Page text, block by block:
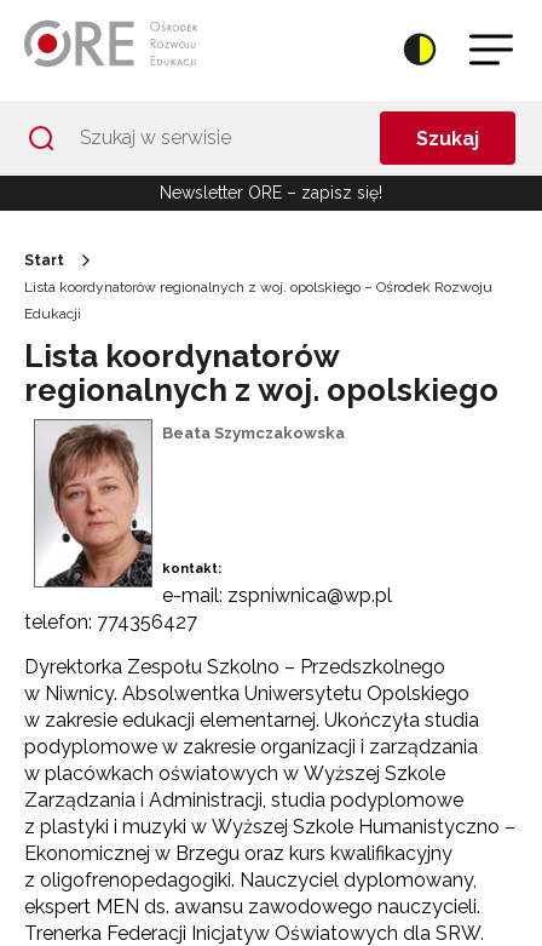
Szukaj
Newsletter ORE – zapisz się!
Start
Lista koordynatorów regionalnych z woj. opolskiego – Ośrodek Rozwoju
Edukacji
Lista koordynatorów
regionalnych z woj. opolskiego
Beata Szymczakowska
kontakt:
e-mail: zspniwnica@wp.pl
telefon: 774356427
Dyrektorka Zespołu Szkolno – Przedszkolnego
w Niwnicy. Absolwentka Uniwersytetu Opolskiego
w zakresie edukacji elementarnej. Ukończyła studia
podyplomowe w zakresie organizacji i zarządzania
w placówkach oświatowych w Wyższej Szkole
Zarządzania i Administracji, studia podyplomowe
z plastyki i muzyki w Wyższej Szkole Humanistyczno –
Ekonomicznej w Brzegu oraz kurs kwalifikacyjny
z oligofrenopedagogiki. Nauczyciel dyplomowany,
ekspert MEN ds. awansu zawodowego nauczycieli.
Trenerka Federacji Inicjatyw Oświatowych dla SRW.